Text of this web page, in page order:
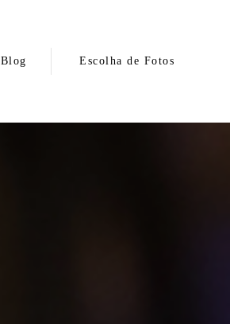
Blog Escolha de Fotos